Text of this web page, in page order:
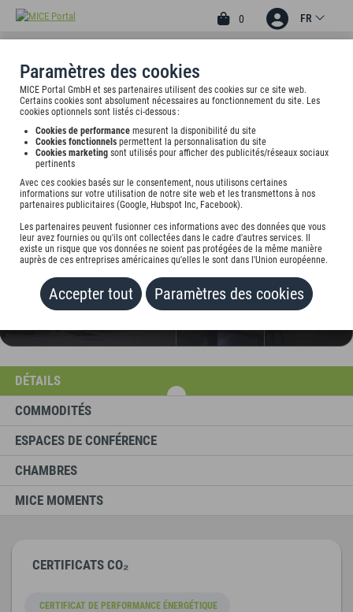
Paramètres des cookies
MICE Portal GmbH et ses partenaires utilisent des cookies sur ce site web.
Certains cookies sont absolument nécessaires au fonctionnement du site. Les
cookies optionnels sont listés ci-dessous :
Cookies de performance mesurent la disponibilité du site
Cookies fonctionnels permettent la personnalisation du site
Cookies marketing sont utilisés pour afficher des publicités/réseaux sociaux
pertinents
Avec ces cookies basés sur le consentement, nous utilisons certaines
informations sur votre utilisation de notre site web et les transmettons à nos
partenaires publicitaires (Google, Hubspot Inc, Facebook).
Les partenaires peuvent fusionner ces informations avec des données que vous
leur avez fournies ou qu'ils ont collectées dans le cadre d'autres services. Il
existe un risque que vos données ne soient pas protégées de la même manière
auprès de ces entreprises américaines qu'elles le sont dans l'Union européenne.
Accepter tout Paramètres des cookies
0 FR
3.29 PRO 4
ELAYA HOTEL MUNICH ,
TRADEMARK COLLECTION
BY WYNDHAM
Domagkstr. 26, 80807 München, undefined
Tarif sur demande
AJOUTER AU PORTEFEUILLE
DÉTAILS
COMMODITÉS
ESPACES DE CONFÉRENCE
CHAMBRES
MICE MOMENTS
CERTIFICATS CO₂
CERTIFICAT DE PERFORMANCE ÉNERGÉTIQUE